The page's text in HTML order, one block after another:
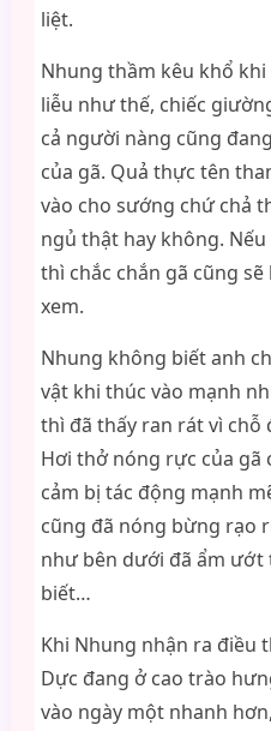
liệt.
Nhung thầm kêu khổ
liễu như thế, chiếc
cả người nàng cũng
của gã. Quả thực tên
vào cho sướng chứ chả
ngủ thật hay không.
thì chắc chắn gã cũng
xem.
Nhung không biết anh
vật khi thúc vào mạnh
thì đã thấy ran rát vì chỗ
Hơi thở nóng rực của gã
cảm bị tác động mạnh
cũng đã nóng bừng rạo
như bên dưới đã ẩm
biết…
Khi Nhung nhận ra điều
Dực đang ở cao trào
vào ngày một nhanh